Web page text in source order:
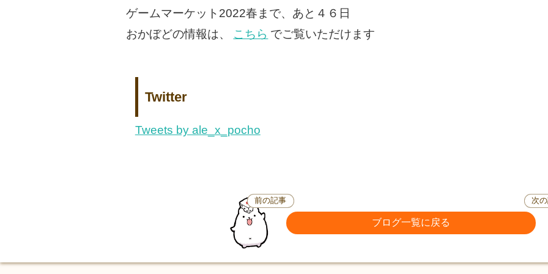
ゲームマーケット2022春まで、あと４６日
おかぼどの情報は、
こちら でご覧いただけます
Twitter
Tweets by ale_x_pocho
前の記事
ブログ一覧に戻る
次